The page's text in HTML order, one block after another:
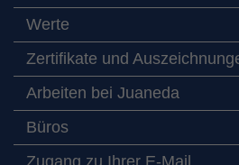
Werte
Zertifikate und
Arbeiten bei Juaneda
Büros
Zugang zu Ihrer E-Mail